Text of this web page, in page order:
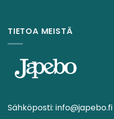
TIETOA MEISTÄ
Sähköposti: info@japebo.fi